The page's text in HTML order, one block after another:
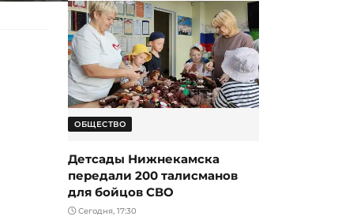
ОБЩЕСТВО
Детсады Нижнекамска
передали 200 талисманов
для бойцов СВО
Сегодня, 17:30